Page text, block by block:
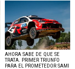
AHORA SABE DE QUE SE
TRATA. PRIMER TRIUNFO
PARA EL PROMETEDOR SAMI